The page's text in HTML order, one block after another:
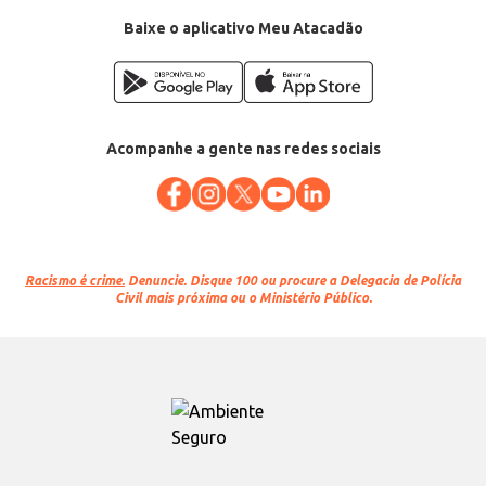
Baixe o aplicativo Meu Atacadão
Acompanhe a gente nas redes sociais
Racismo é crime. Denuncie. Disque 100 ou procure a Delegacia de Polícia
Civil mais próxima ou o Ministério Público.